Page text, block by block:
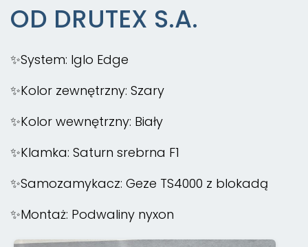
OD DRUTEX S.A.
✨System: Iglo Edge
✨Kolor zewnętrzny: Szary
✨Kolor wewnętrzny: Biały
✨Klamka: Saturn srebrna F1
✨Samozamykacz: Geze TS4000 z blokadą
✨Montaż: Podwaliny nyxon